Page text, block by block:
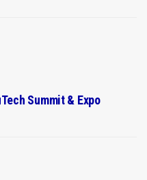
Summit & Expo